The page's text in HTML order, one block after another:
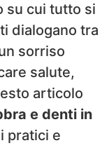
su cui tutto si
dialogano tra
sorriso
salute,
articolo
e denti in
pratici e